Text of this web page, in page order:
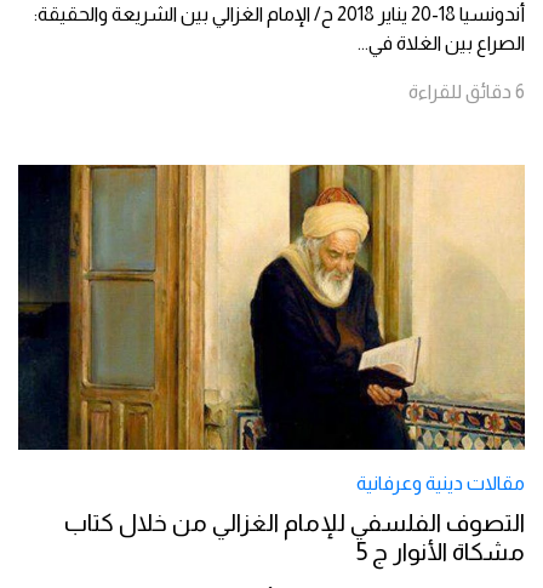
أندونسيا 18-20 يناير 2018 ح/ الإمام الغزالي بين الشريعة والحقيقة:
الصراع بين الغلاة في...
6 دقائق للقراءة
مقالات دينية وعرفانية
التصوف الفلسفي للإمام الغزالي من خلال كتاب
مشكاة الأنوار ج 5